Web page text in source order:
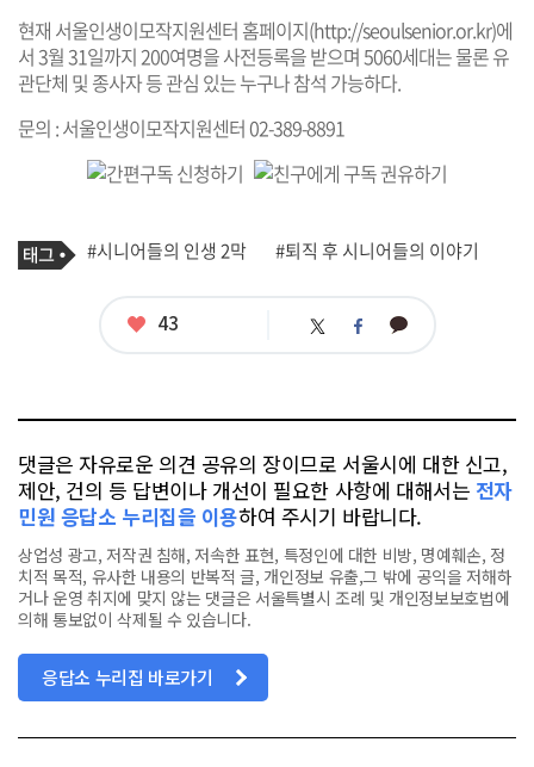
현재 서울인생이모작지원센터 홈페이지(http://seoulsenior.or.kr)에
서 3월 31일까지 200여명을 사전등록을 받으며 5060세대는 물론 유
관단체 및 종사자 등 관심 있는 누구나 참석 가능하다.
문의 : 서울인생이모작지원센터 02-389-8891
기
사
태
그
#시니어들의 인생 2막 #퇴직 후 시니어들의 이야기
좋
43 트 페 카
댓글은 자유로운 의견 공유의 장이므로 서울시에 대한 신고,
제안, 건의 등 답변이나 개선이 필요한 사항에 대해서는 전자
민원 응답소 누리집을 이용하여 주시기 바랍니다.
상업성 광고, 저작권 침해, 저속한 표현, 특정인에 대한 비방, 명예훼손, 정
치적 목적, 유사한 내용의 반복적 글, 개인정보 유출,그 밖에 공익을 저해하
거나 운영 취지에 맞지 않는 댓글은 서울특별시 조례 및 개인정보보호법에
의해 통보없이 삭제될 수 있습니다.
응답소 누리집 바로가기